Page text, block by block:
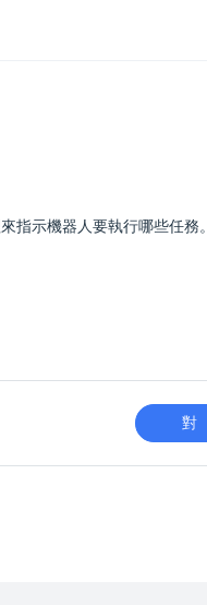
指示機器人要執行哪些任務。
對